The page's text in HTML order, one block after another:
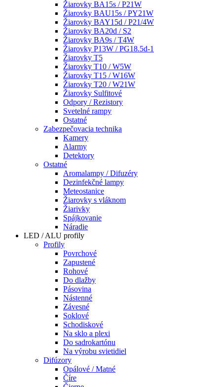
Žiarovky BA15s / P21W
Žiarovky BAU15s / PY21W
Žiarovky BAY15d / P21/4W
Žiarovky BA20d / S2
Žiarovky BA9s / T4W
Žiarovky P13W / PG18.5d-1
Žiarovky T5
Žiarovky T10 / W5W
Žiarovky T15 / W16W
Žiarovky T20 / W21W
Žiarovky Sulfitové
Odpory / Rezistory
Svetelné rampy
Ostatné
Zabezpečovacia technika
Kamery
Alarmy
Detektory
Ostatné
Aromalampy / Difuzéry
Dezinfekčné lampy
Meteostanice
Žiarovky s vláknom
Žiarivky
Spájkovanie
Náradie
LED / ALU profily
Profily
Povrchové
Zapustené
Rohové
Do dlažby
Pásovina
Nástenné
Závesné
Soklové
Schodiskové
Na sklo a plexi
Do sadrokartónu
Na výrobu svietidiel
Difúzory
Opálové / Matné
Číre